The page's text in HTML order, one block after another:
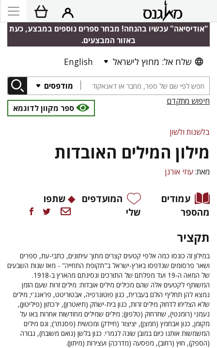
"אודיסיאה" עכשיו בהנחה! מבחר ספרים נוספים במבצע, כעת
באזור המבצעים.
שלח אל: מחוץ לישראל English
מודפסים
חיפוש מתקדם
ספר מקוון לדוגמא
בלשנות ולשון
מילון המילים האובדות
מאת:עוזי אורנן
עמודים
מהספר
המועדפים
שלי
שתפו
תקציר
במילון זה כונסו כמה אלפי קטעים קצרים מתוך עיתונים, כתבי-עת, ספרים
ושאר פרסומים שנדפסו בארץ-ישראל ב"תקופת התחייה" - מאז שנות השבעים
של המאה ה-19 ועד מפלתם של התורכים ונסיגתם מהארץ ב-1918.
המשותף לקטעים אלה שהם מכילים מילים אובדות: מילים זרות שעם הזמן
נמצא להן תחליף הולם בעברית, כגון פוטוגרפיה, אבטוריטט, פראנג'י; מילים
שלא הצליחו לדחוק מילים זרות, כגון בית-ישחק (תיאטרון), ירכתון (פיליטון),
נעמני (רומנטי), שחרחוק (טלפון); מילים שמילים מחודשות אחרות באו על
מקומן, כגון אבחמץ (חמצן), יציצור (חיידק) ומכושית (פסנתר); וגם מילים
המשמשות אותנו כיום במובן שונה לגמרי. כגון בלשן (נואם משובח), גבורה
(הספק), חוץ (רחוב), מפסעה (מדרכה) ועצירות (מיתון).